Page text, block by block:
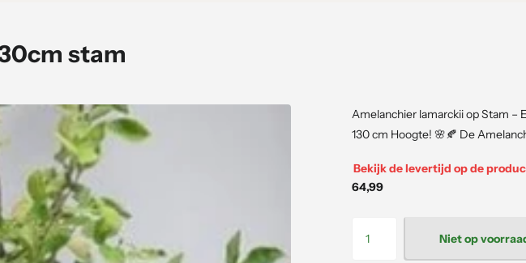
stam
Amelanchier lamarckii op Stam –
130 cm Hoogte! 🌸🍂 De
Bekijk de levertijd op de
64,99
Niet op